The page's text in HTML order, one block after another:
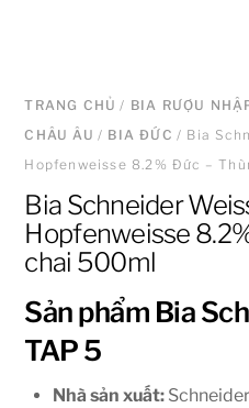
TRANG CHỦ / BIA RƯỢU
CHÂU ÂU / BIA ĐỨC / Bia
Hopfenweisse 8.2% Đức –
Bia Schneider
Hopfenweisse
chai 500ml
Sản phẩm Bia
TAP 5
Nhà sản xuất: